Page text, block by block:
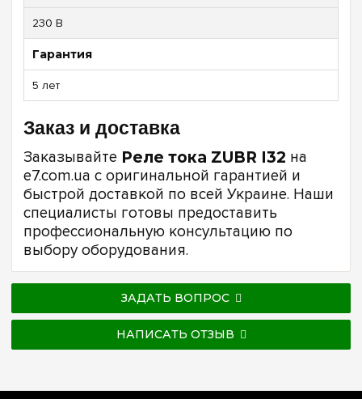
230 В
Гарантия
5 лет
Заказ и доставка
Заказывайте Реле тока ZUBR I32 на
e7.com.ua с оригинальной гарантией и
быстрой доставкой по всей Украине. Наши
специалисты готовы предоставить
профессиональную консультацию по
выбору оборудования.
ЗАДАТЬ ВОПРОС
НАПИСАТЬ ОТЗЫВ